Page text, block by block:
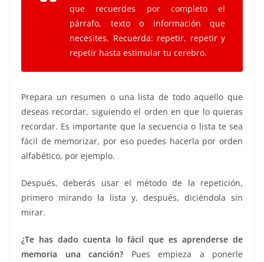
que recuerdes por completo el
párrafo, texto o información que
necesites. Recuerda: repetir, repetir y
repetir hasta estimular tu cerebro.
Prepara un resumen o una lista de todo aquello que
deseas recordar, siguiendo el orden en que lo quieras
recordar. Es importante que la secuencia o lista te sea
fácil de memorizar, por eso puedes hacerla por orden
alfabético, por ejemplo.
Después, deberás usar el método de la repetición,
primero mirando la lista y, después, diciéndola sin
mirar.
¿Te has dado cuenta lo fácil que es aprenderse de
memoria una canción? Pues empieza a ponerle